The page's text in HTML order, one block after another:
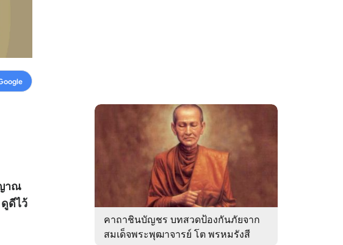
าณ
ดีไว้
คาถาชินบัญชร บทสวดป้องกันภัยจาก
สมเด็จพระพุฒาจารย์ โต พรหมรังสี